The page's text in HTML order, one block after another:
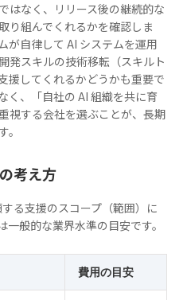
はなく、リリース後の継続的な
り組んでくれるかを確認しま
が自律して AI システムを運用
発スキルの技術移転（スキルト
援してくれるかどうかも重要で
く、「自社の AI 組織を共に育
視する会社を選ぶことが、長期
考え方
る支援のスコープ（範囲）に
般的な業界水準の目安です。
費用の目安